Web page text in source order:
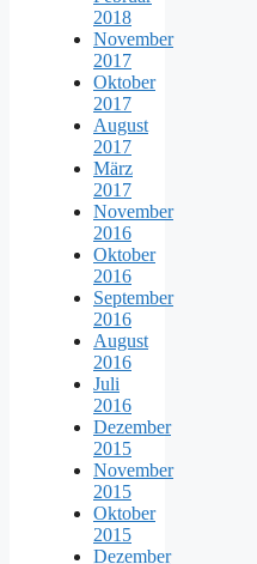
2018
November
2017
Oktober
2017
August
2017
März
2017
November
2016
Oktober
2016
September
2016
August
2016
Juli
2016
Dezember
2015
November
2015
Oktober
2015
Dezember